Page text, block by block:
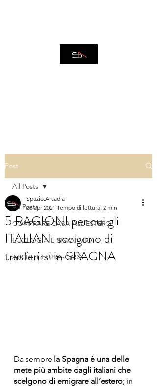
Post
All Posts
COMPRARE CASA ALL'ESTERO
ECOLOGIA E RISPARMIO
ARCHITETTURA-CASA
All Posts
5 RAGIONI per cui gli
ITALIANI scelgono di
trasferirsi in SPAGNA
Spazio.Arcadia
28 apr 2021 Tempo di lettura: 2 min
Da sempre la Spagna è una delle
mete più ambite dagli italiani che
scelgono di emigrare all’estero; in